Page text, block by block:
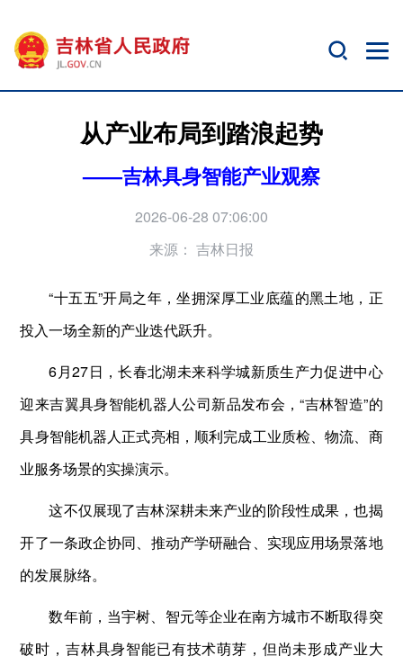
从产业布局到踏浪起势
——吉林具身智能产业观察
2026-06-28 07:06:00
来源： 吉林日报
“十五五”开局之年，坐拥深厚工业底蕴的黑土地，正
投入一场全新的产业迭代跃升。
6月27日，长春北湖未来科学城新质生产力促进中心
迎来吉翼具身智能机器人公司新品发布会，“吉林智造”的
具身智能机器人正式亮相，顺利完成工业质检、物流、商
业服务场景的实操演示。
这不仅展现了吉林深耕未来产业的阶段性成果，也揭
开了一条政企协同、推动产学研融合、实现应用场景落地
的发展脉络。
数年前，当宇树、智元等企业在南方城市不断取得突
破时，吉林具身智能已有技术萌芽，但尚未形成产业大